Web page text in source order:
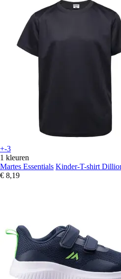
+-3
1 kleuren
Martes Essentials Kinder-T-shirt
€ 8,19